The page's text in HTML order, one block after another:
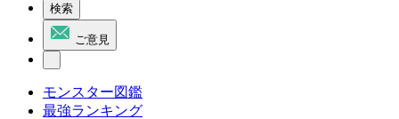
検索
ご意見
モンスター図鑑
最強ランキング